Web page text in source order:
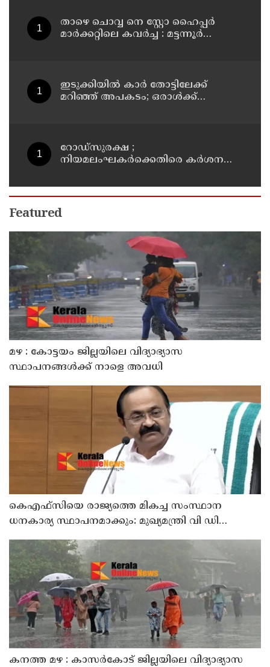
താഴെ ചൊവ്വ നെ സ്റ്റോ ഹൈപ്പർ
മാർക്കറ്റിലെ കവർച്ച : മട്ടന്നൂർ
ഇടുക്കിയിൽ കാർ തോട്ടിലേക്ക്
മറിഞ്ഞ് അപകടം; ഒരാൾക്ക്
റോഡ്‌സുരക്ഷ ;
നിയമലംഘകർക്കെതിരെ കർശന
Featured
മഴ : കോട്ടയം ജില്ലയിലെ വിദ്യാഭ്യാസ
സ്ഥാപനങ്ങൾക്ക് നാളെ അവധി
കെഎഫ്‌സിയെ രാജ്യത്തെ മികച്ച സംസ്ഥാന
ധനകാര്യ സ്ഥാപനമാക്കും: മുഖ്യമന്ത്രി വി ഡി
കനത്ത മഴ : കാസർകോട് ജില്ലയിലെ വിദ്യാഭ്യാസ